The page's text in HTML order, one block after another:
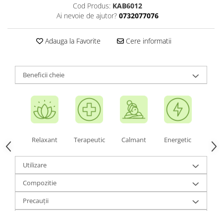
Cod Produs: KAB6012
Ai nevoie de ajutor? 0732077076
Adauga la Favorite Cere informatii
Beneficii cheie
Relaxant Terapeutic Calmant Energetic
Utilizare
Compozitie
Precauții